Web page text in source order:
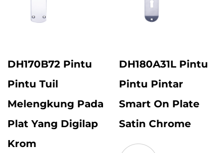
DH170B72 Pintu
Pintu Tuil
Melengkung Pada
Plat Yang Digilap
Krom
DH180A31L Pintu
Pintu Pintar
Smart On Plate
Satin Chrome